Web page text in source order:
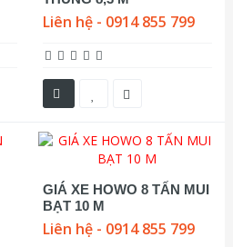
Liên hệ - 0914 855 799
GIÁ XE HOWO 8 TẤN MUI
BẠT 10 M
Liên hệ - 0914 855 799